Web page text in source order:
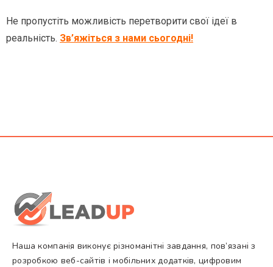
Не пропустіть можливість перетворити свої ідеї в
реальність. Зв’яжіться з нами сьогодні!
Наша компанія виконує різноманітні завдання, пов’язані з
розробкою веб-сайтів і мобільних додатків, цифровим